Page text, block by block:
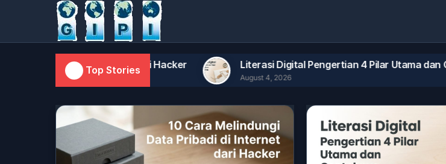
Top Stories
di Internet dari Hacker Literasi Digital Pengertian 4 Pilar Utama dan Contohnya
August 4, 2026